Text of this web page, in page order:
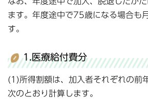
ます。年度途中で75歳になる場合も
す。
1.医療給付費分
(1)所得割額は、加入者それぞれの前
次のとおり計算します。